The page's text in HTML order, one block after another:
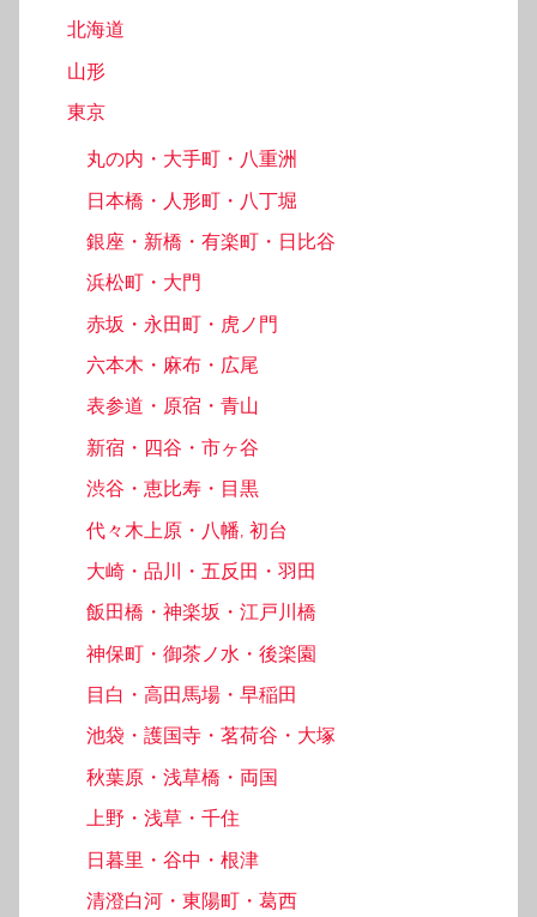
北海道
山形
東京
丸の内・大手町・八重洲
日本橋・人形町・八丁堀
銀座・新橋・有楽町・日比谷
浜松町・大門
赤坂・永田町・虎ノ門
六本木・麻布・広尾
表参道・原宿・青山
新宿・四谷・市ヶ谷
渋谷・恵比寿・目黒
代々木上原・八幡, 初台
大崎・品川・五反田・羽田
飯田橋・神楽坂・江戸川橋
神保町・御茶ノ水・後楽園
目白・高田馬場・早稲田
池袋・護国寺・茗荷谷・大塚
秋葉原・浅草橋・両国
上野・浅草・千住
日暮里・谷中・根津
清澄白河・東陽町・葛西